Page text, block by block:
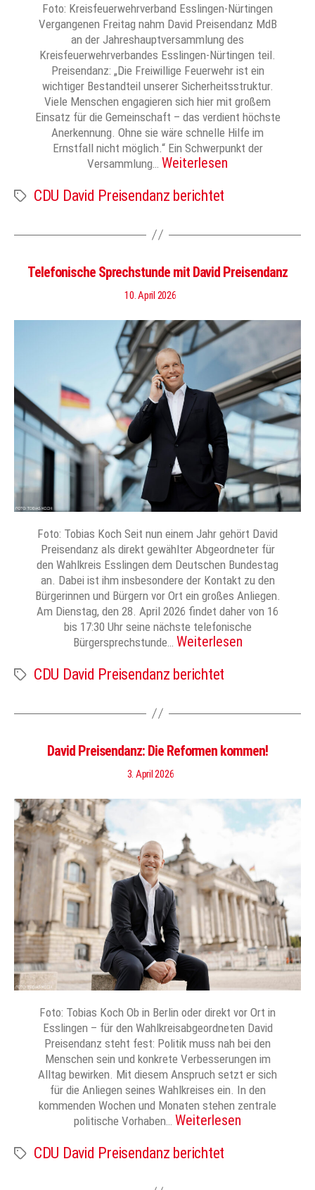
Foto: Kreisfeuerwehrverband Esslingen-Nürtingen
Vergangenen Freitag nahm David Preisendanz MdB
an der Jahreshauptversammlung des
Kreisfeuerwehrverbandes Esslingen-Nürtingen teil.
Preisendanz: „Die Freiwillige Feuerwehr ist ein
wichtiger Bestandteil unserer Sicherheitsstruktur.
Viele Menschen engagieren sich hier mit großem
Einsatz für die Gemeinschaft – das verdient höchste
Anerkennung. Ohne sie wäre schnelle Hilfe im
Ernstfall nicht möglich.“ Ein Schwerpunkt der
Versammlung… Weiterlesen
Schlagwörter
CDU David Preisendanz berichtet
Telefonische Sprechstunde mit David Preisendanz
10. April 2026
Foto: Tobias Koch Seit nun einem Jahr gehört David
Preisendanz als direkt gewählter Abgeordneter für
den Wahlkreis Esslingen dem Deutschen Bundestag
an. Dabei ist ihm insbesondere der Kontakt zu den
Bürgerinnen und Bürgern vor Ort ein großes Anliegen.
Am Dienstag, den 28. April 2026 findet daher von 16
bis 17:30 Uhr seine nächste telefonische
Bürgersprechstunde… Weiterlesen
Schlagwörter
CDU David Preisendanz berichtet
David Preisendanz: Die Reformen kommen!
3. April 2026
Foto: Tobias Koch Ob in Berlin oder direkt vor Ort in
Esslingen – für den Wahlkreisabgeordneten David
Preisendanz steht fest: Politik muss nah bei den
Menschen sein und konkrete Verbesserungen im
Alltag bewirken. Mit diesem Anspruch setzt er sich
für die Anliegen seines Wahlkreises ein. In den
kommenden Wochen und Monaten stehen zentrale
politische Vorhaben… Weiterlesen
Schlagwörter
CDU David Preisendanz berichtet